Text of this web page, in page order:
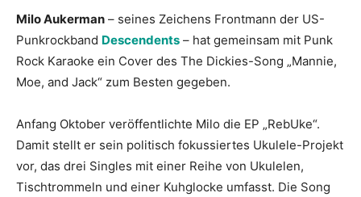
Milo Aukerman – seines Zeichens Frontmann der US-
Punkrockband Descendents – hat gemeinsam mit Punk
Rock Karaoke ein Cover des The Dickies-Song „Mannie,
Moe, and Jack“ zum Besten gegeben.
Anfang Oktober veröffentlichte Milo die EP „RebUke“.
Damit stellt er sein politisch fokussiertes Ukulele-Projekt
vor, das drei Singles mit einer Reihe von Ukulelen,
Tischtrommeln und einer Kuhglocke umfasst. Die Song